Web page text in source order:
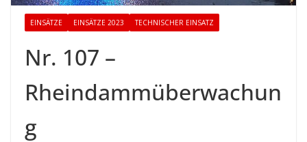
EINSÄTZE EINSÄTZE 2023 TECHNISCHER EINSATZ
Nr. 107 –
Rheindammüberwachun
g